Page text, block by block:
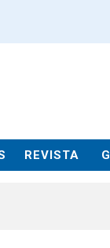
REVISTA